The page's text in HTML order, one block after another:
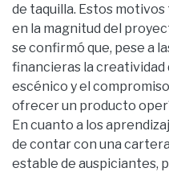
de taquilla. Estos
en la magnitud del
se confirmó que, pese a
financieras la creatividad
escénico y el
ofrecer un producto
En cuanto a los
de contar con una cartera
estable de auspiciantes,